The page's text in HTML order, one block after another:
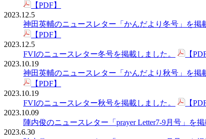
【PDF】
2023.12.5
神田英輔のニュースレター「かんだより冬号」を掲
【PDF】
2023.12.5
FVIのニュースレター冬号を掲載しました。
【
2023.10.19
神田英輔のニュースレター「かんだより秋号」を掲
【PDF】
2023.10.19
FVIのニュースレター秋号を掲載しました。
【
2023.10.09
陣内俊のニュースレター「prayer Letter7-9月号」を掲
2023.6.30